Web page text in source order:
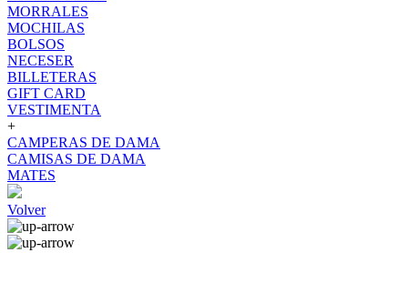
MORRALES
MOCHILAS
BOLSOS
NECESER
BILLETERAS
GIFT CARD
VESTIMENTA
+
CAMPERAS DE DAMA
CAMISAS DE DAMA
MATES
Volver